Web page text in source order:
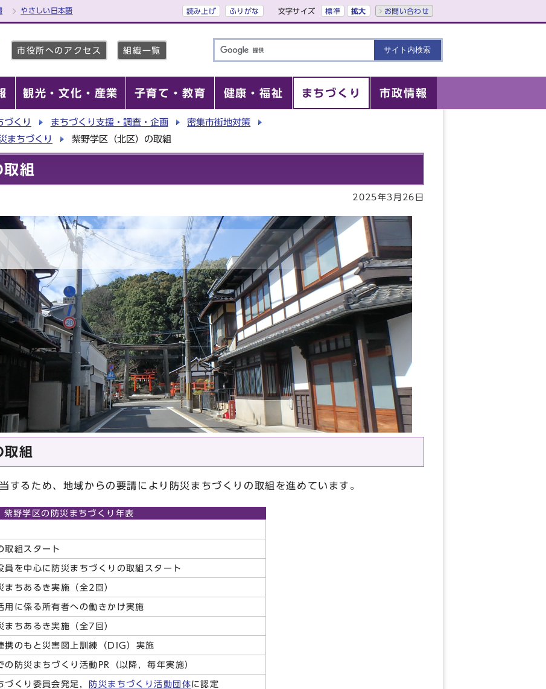
やさしい日本語 読み上げ ふりがな 文字サイズ 標準 拡大 お問い合わせ
市役所へのアクセス 組織一覧
観光・文化・産業 子育て・教育 健康・福祉 まちづくり 市政情報
づくり まちづくり支援・調査・企画
密集市街地対策
まちづくり
紫野学区（北区）の取組
組
2025年3月26日
組
するため、地域からの要請により防災まちづくりの取組を進めています。
紫野学区の防災まちづくり年表
取組スタート
員を中心に防災まちづくりの取組スタート
まちあるき実施（全2回）
用に係る所有者への働きかけ実施
まちあるき実施（全7回）
携のもと災害図上訓練（DIG）実施
の防災まちづくり活動PR（以降，毎年実施）
づくり委員会発足， 防災まちづくり活動団体に認定